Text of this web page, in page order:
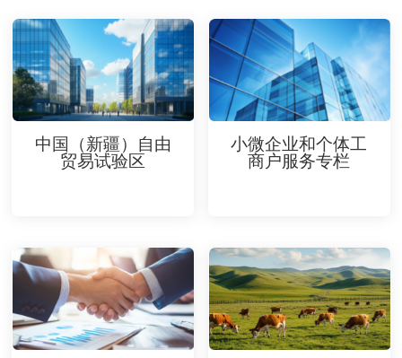
中国（新疆）自由
贸易试验区
小微企业和个体工
商户服务专栏